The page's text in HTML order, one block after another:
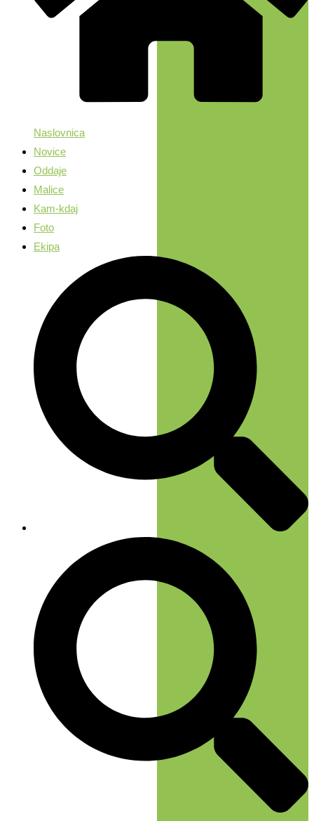
Naslovnica
Novice
Oddaje
Malice
Kam-kdaj
Foto
Ekipa